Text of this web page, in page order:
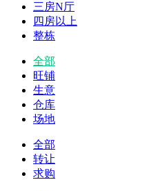
三房N厅
四房以上
整栋
全部
旺铺
生意
仓库
场地
全部
转让
求购